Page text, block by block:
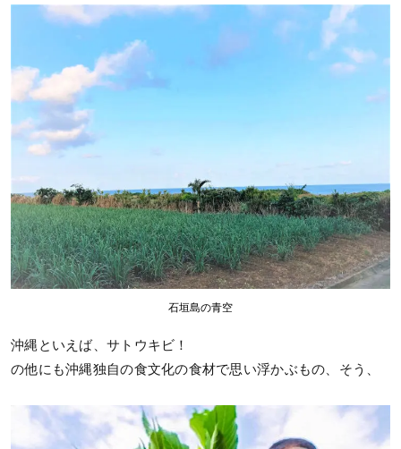
石垣島の青空
沖縄といえば、サトウキビ！
の他にも沖縄独自の食文化の食材で思い浮かぶもの、そう、